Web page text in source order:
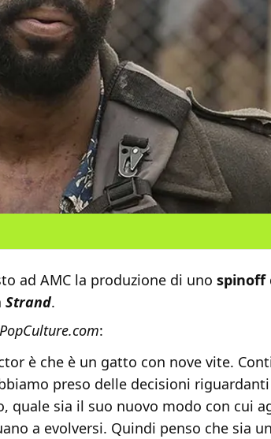
ad AMC la produzione di uno spinoff
Strand.
PopCulture.com:
è che è un gatto con nove vite.
preso delle decisioni
quale sia il suo nuovo modo con cui
a evolversi. Quindi penso che sia un